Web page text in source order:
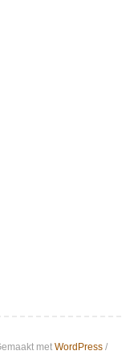
met WordPress/